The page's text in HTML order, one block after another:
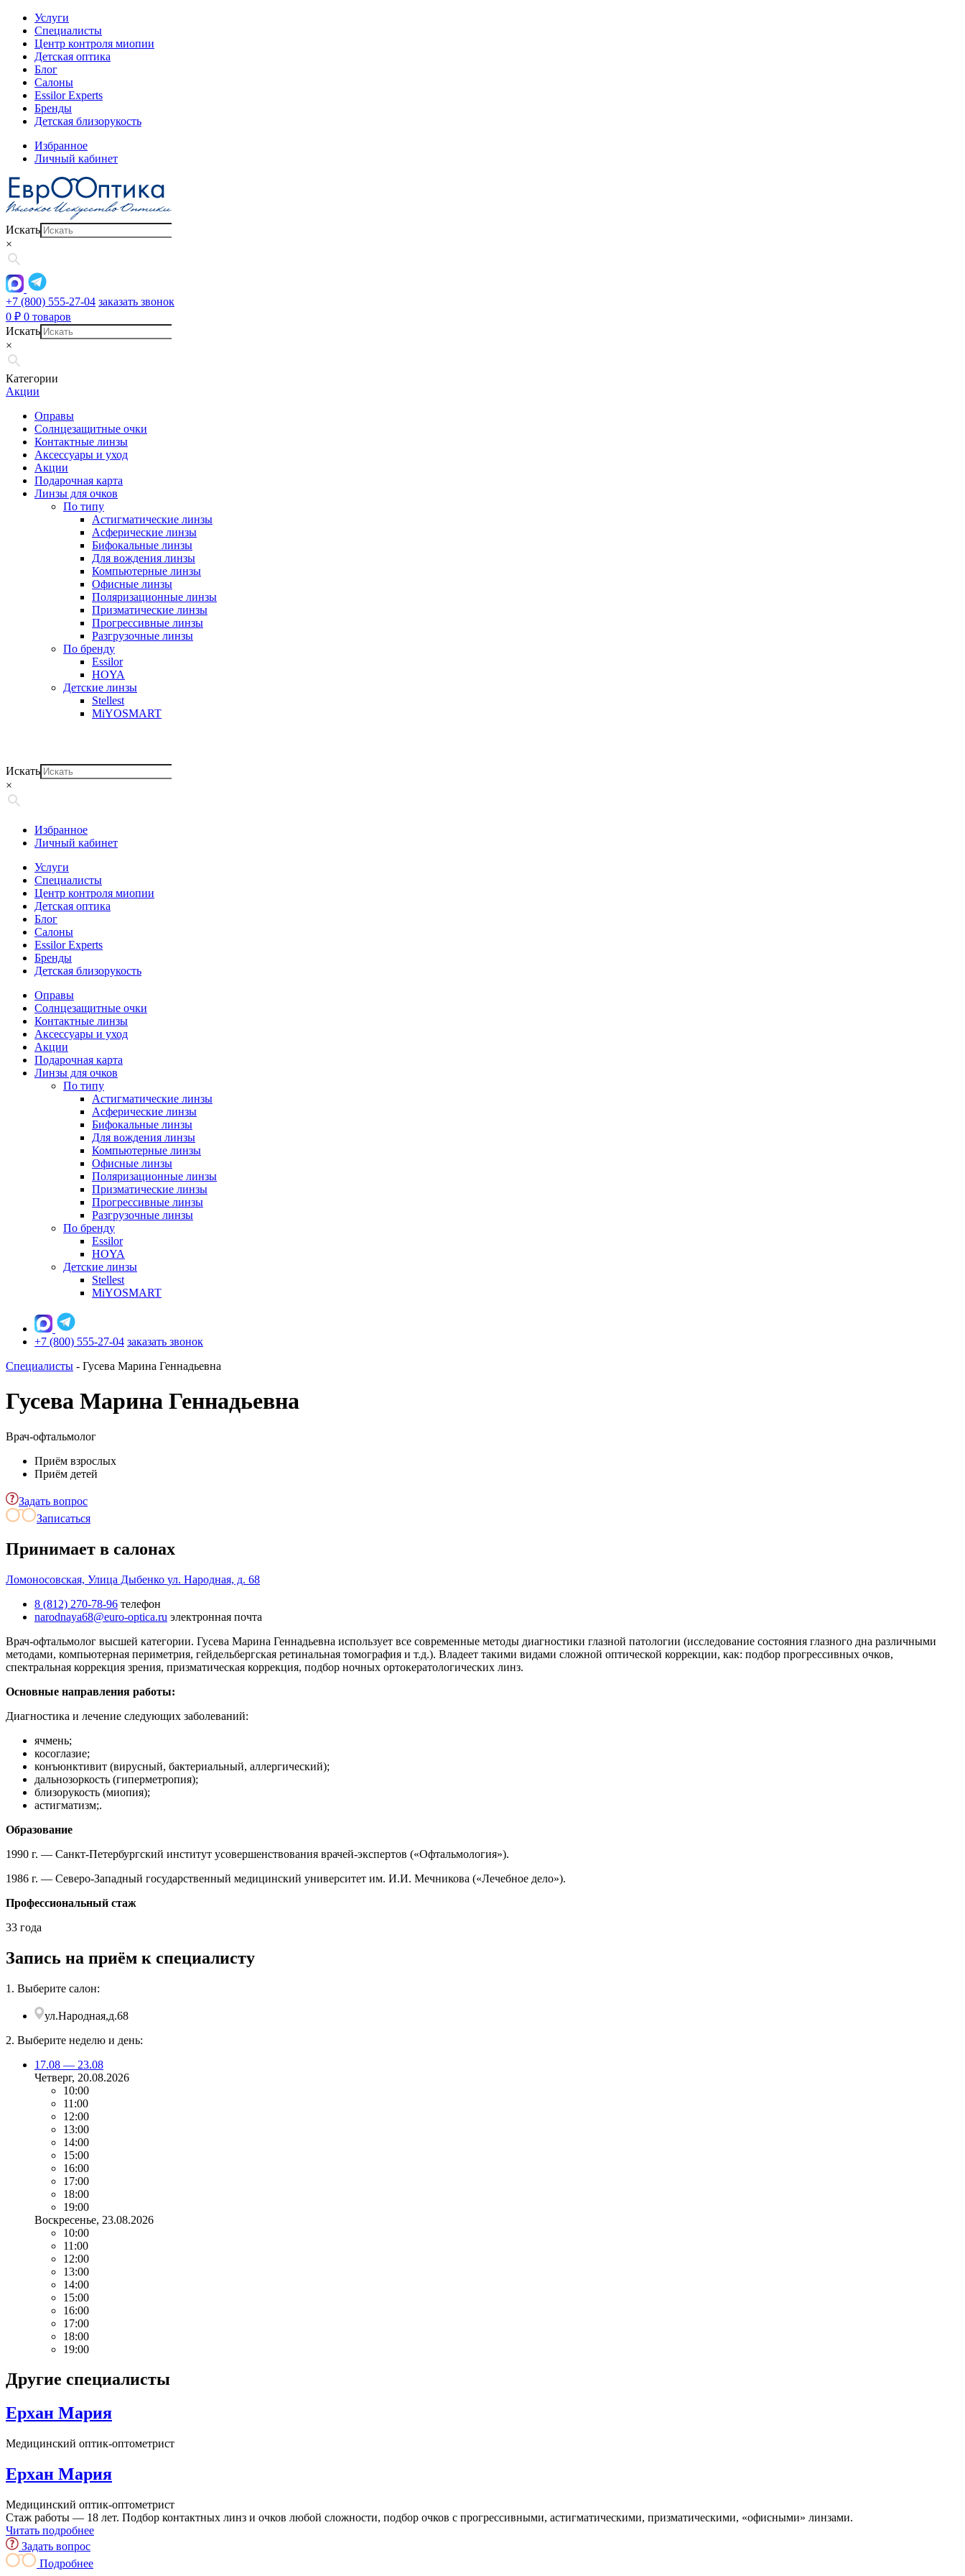
Услуги
Специалисты
Центр контроля миопии
Детская оптика
Блог
Салоны
Essilor Experts
Бренды
Детская близорукость
Избранное
Личный кабинет
Искать
×
+7 (800) 555-27-04 заказать звонок
0 ₽ 0 товаров
Искать
×
Категории
Акции
Оправы
Солнцезащитные очки
Контактные линзы
Аксессуары и уход
Акции
Подарочная карта
Линзы для очков
По типу
Астигматические линзы
Асферические линзы
Бифокальные линзы
Для вождения линзы
Компьютерные линзы
Офисные линзы
Поляризационные линзы
Призматические линзы
Прогрессивные линзы
Разгрузочные линзы
По бренду
Essilor
HOYA
Детские линзы
Stellest
MiYOSMART
Искать
×
Избранное
Личный кабинет
Услуги
Специалисты
Центр контроля миопии
Детская оптика
Блог
Салоны
Essilor Experts
Бренды
Детская близорукость
Оправы
Солнцезащитные очки
Контактные линзы
Аксессуары и уход
Акции
Подарочная карта
Линзы для очков
По типу
Астигматические линзы
Асферические линзы
Бифокальные линзы
Для вождения линзы
Компьютерные линзы
Офисные линзы
Поляризационные линзы
Призматические линзы
Прогрессивные линзы
Разгрузочные линзы
По бренду
Essilor
HOYA
Детские линзы
Stellest
MiYOSMART
+7 (800) 555-27-04 заказать звонок
Специалисты - Гусева Марина Геннадьевна
Гусева Марина Геннадьевна
Врач-офтальмолог
Приём взрослых
Приём детей
Задать вопрос
Записаться
Принимает в салонах
Ломоносовская, Улица Дыбенко ул. Народная, д. 68
8 (812) 270-78-96 телефон
narodnaya68@euro-optica.ru электронная почта
Врач-офтальмолог высшей категории. Гусева Марина Геннадьевна использует все современные методы диагностики глазной патологии (исследование состояния глазного дна различными
методами, компьютерная периметрия, гейдельбергская ретинальная томография и т.д.). Владеет такими видами сложной оптической коррекции, как: подбор прогрессивных очков,
спектральная коррекция зрения, призматическая коррекция, подбор ночных ортокератологических линз.
Основные направления работы:
Диагностика и лечение следующих заболеваний:
ячмень;
косоглазие;
конъюнктивит (вирусный, бактериальный, аллергический);
дальнозоркость (гиперметропия);
близорукость (миопия);
астигматизм;.
Образование
1990 г. — Санкт-Петербургский институт усовершенствования врачей-экспертов («Офтальмология»).
1986 г. — Северо-Западный государственный медицинский университет им. И.И. Мечникова («Лечебное дело»).
Профессиональный стаж
33 года
Запись на приём к специалисту
1. Выберите салон:
ул.Народная,д.68
2. Выберите неделю и день:
17.08 — 23.08
Четверг, 20.08.2026
10:00
11:00
12:00
13:00
14:00
15:00
16:00
17:00
18:00
19:00
Воскресенье, 23.08.2026
10:00
11:00
12:00
13:00
14:00
15:00
16:00
17:00
18:00
19:00
Другие специалисты
Ерхан Мария
Медицинский оптик-оптометрист
Ерхан Мария
Медицинский оптик-оптометрист
Стаж работы — 18 лет. Подбор контактных линз и очков любой сложности, подбор очков с прогрессивными, астигматическими, призматическими, «офисными» линзами.
Читать подробнее
Задать вопрос
Подробнее